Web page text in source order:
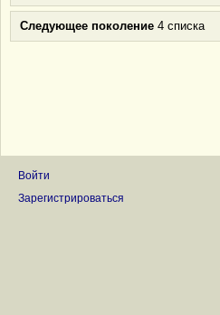
Следующее поколение 4 списка
Войти
Зарегистрироваться